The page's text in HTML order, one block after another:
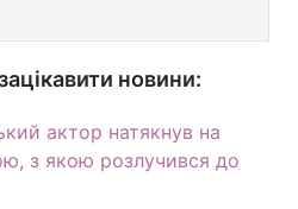
новини:
актор натякнув на
з якою розлучився до